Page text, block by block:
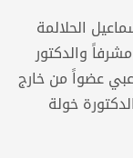
الحلالمة
والدكتور
عضواً من خارج
خولة